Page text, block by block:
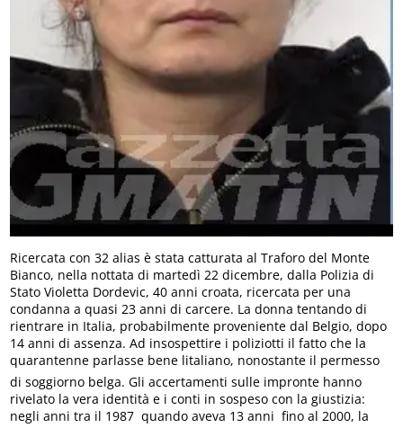
Ricercata con 32 alias è stata catturata al Traforo del Monte
Bianco, nella nottata di martedì 22 dicembre, dalla Polizia di
Stato Violetta Dordevic, 40 anni croata, ricercata per una
condanna a quasi 23 anni di carcere. La donna tentando di
rientrare in Italia, probabilmente proveniente dal Belgio, dopo
14 anni di assenza. Ad insospettire i poliziotti il fatto che la
quarantenne parlasse bene litaliano, nonostante il permesso
di soggiorno belga. Gli accertamenti sulle impronte hanno
rivelato la vera identità e i conti in sospeso con la giustizia:
negli anni tra il 1987  quando aveva 13 anni  fino al 2000, la